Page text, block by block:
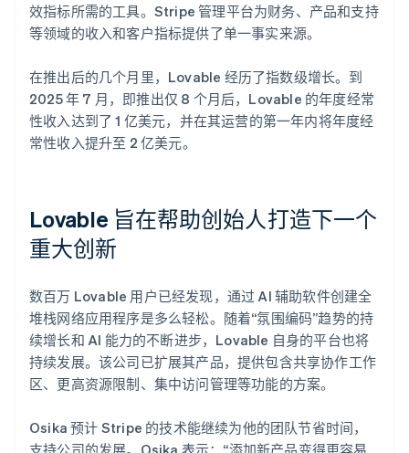
效指标所需的工具。Stripe 管理平台为财务、产品和支持
等领域的收入和客户指标提供了单一事实来源。
在推出后的几个月里，Lovable 经历了指数级增长。到
2025 年 7 月，即推出仅 8 个月后，Lovable 的年度经常
性收入达到了 1 亿美元，并在其运营的第一年内将年度经
常性收入提升至 2 亿美元。
Lovable 旨在帮助创始人打造下一个
重大创新
数百万 Lovable 用户已经发现，通过 AI 辅助软件创建全
堆栈网络应用程序是多么轻松。随着“氛围编码”趋势的持
续增长和 AI 能力的不断进步，Lovable 自身的平台也将
持续发展。该公司已扩展其产品，提供包含共享协作工作
区、更高资源限制、集中访问管理等功能的方案。
Osika 预计 Stripe 的技术能继续为他的团队节省时间，
支持公司的发展。Osika 表示：“添加新产品变得更容易